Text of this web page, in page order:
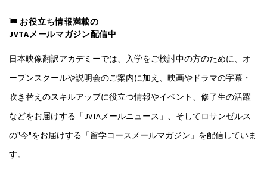
お役立ち情報満載の
JVTAメールマガジン配信中
日本映像翻訳アカデミーでは、入学をご検討中の方のために、オ
ープンスクールや説明会のご案内に加え、映画やドラマの字幕・
吹き替えのスキルアップに役立つ情報やイベント、修了生の活躍
などをお届けする「JVTAメールニュース」、そしてロサンゼルス
の"今"をお届けする「留学コースメールマガジン」を配信していま
す。